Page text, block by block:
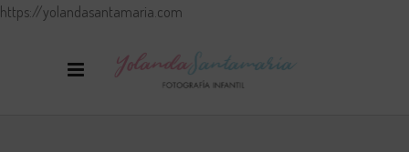
https://yolandasantamaria.com